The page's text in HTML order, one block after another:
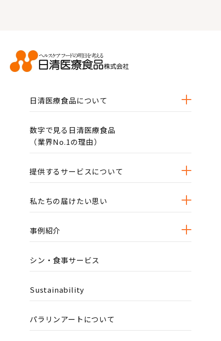
日清医療食品について
数字で見る日清医療食品
（業界No.1の理由）
提供するサービスについて
私たちの届けたい思い
事例紹介
シン・食事サービス
Sustainability
パラリンアートについて